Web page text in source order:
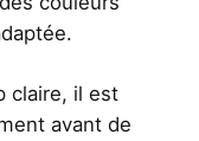
claire, il est
avant de